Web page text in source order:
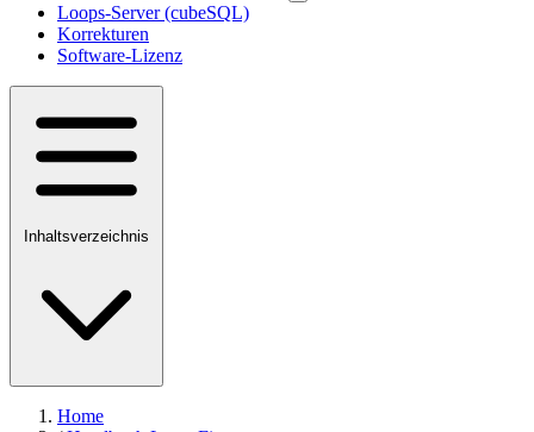
Loops-Server (cubeSQL)
Korrekturen
Software-Lizenz
Inhaltsverzeichnis
Home